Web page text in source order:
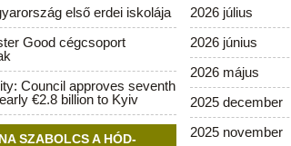
első erdei iskolája
Good cégcsoport
Council approves seventh
€2.8 billion to Kyiv
SZABOLCS A HÓD-
2026 július
2026 június
2026 május
2025 december
2025 november